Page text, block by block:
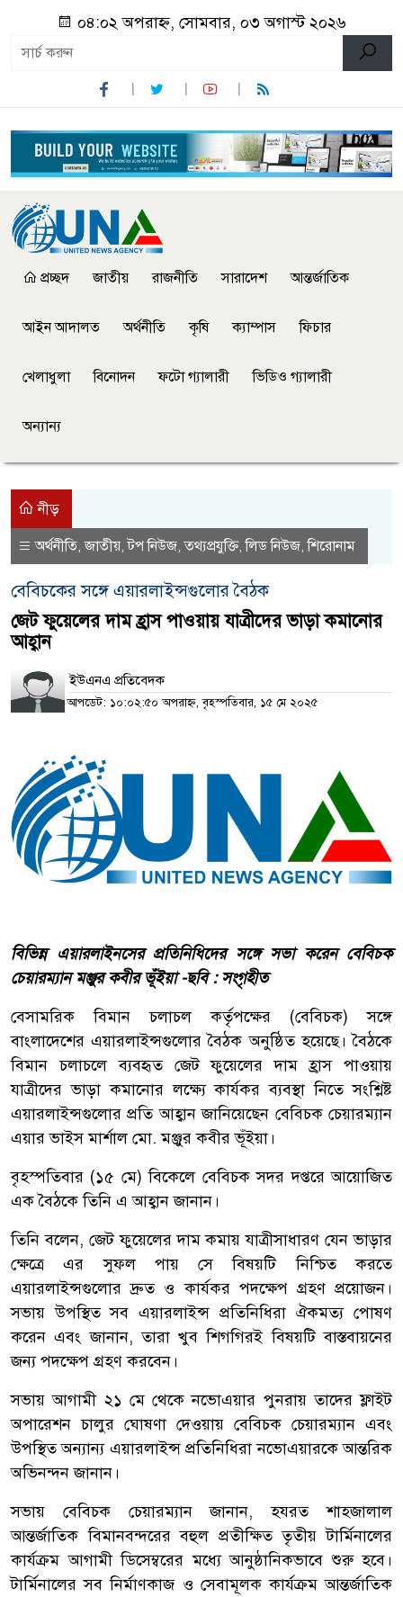
০৪:০২ অপরাহ্ন, সোমবার, ০৩ অগাস্ট ২০২৬
প্রচ্ছদ জাতীয় রাজনীতি সারাদেশ আন্তর্জাতিক
আইন আদালত অর্থনীতি কৃষি ক্যাম্পাস ফিচার
খেলাধুলা বিনোদন ফটো গ্যালারী ভিডিও গ্যালারী
অন্যান্য
নীড়
অর্থনীতি,জাতীয়,টপ নিউজ,তথ্যপ্রযুক্তি,লিড নিউজ,শিরোনাম
বেবিচকের সঙ্গে এয়ারলাইন্সগুলোর বৈঠক
জেট ফুয়েলের দাম হ্রাস পাওয়ায় যাত্রীদের ভাড়া কমানোর
আহ্বান
ইউএনএ প্রতিবেদক
আপডেট: ১০:০২:৫০ অপরাহ্ন, বৃহস্পতিবার, ১৫ মে ২০২৫
বিভিন্ন এয়ারলাইনসের প্রতিনিধিদের সঙ্গে সভা করেন বেবিচক
চেয়ারম্যান মঞ্জুর কবীর ভূঁইয়া -ছবি : সংগৃহীত
বেসামরিক বিমান চলাচল কর্তৃপক্ষের (বেবিচক) সঙ্গে
বাংলাদেশের এয়ারলাইন্সগুলোর বৈঠক অনুষ্ঠিত হয়েছে। বৈঠকে
বিমান চলাচলে ব্যবহৃত জেট ফুয়েলের দাম হ্রাস পাওয়ায়
যাত্রীদের ভাড়া কমানোর লক্ষ্যে কার্যকর ব্যবস্থা নিতে সংশ্লিষ্ট
এয়ারলাইন্সগুলোর প্রতি আহ্বান জানিয়েছেন বেবিচক চেয়ারম্যান
এয়ার ভাইস মার্শাল মো. মঞ্জুর কবীর ভূঁইয়া।
বৃহস্পতিবার (১৫ মে) বিকেলে বেবিচক সদর দপ্তরে আয়োজিত
এক বৈঠকে তিনি এ আহ্বান জানান।
তিনি বলেন, জেট ফুয়েলের দাম কমায় যাত্রীসাধারণ যেন ভাড়ার
ক্ষেত্রে এর সুফল পায় সে বিষয়টি নিশ্চিত করতে
এয়ারলাইন্সগুলোর দ্রুত ও কার্যকর পদক্ষেপ গ্রহণ প্রয়োজন।
সভায় উপস্থিত সব এয়ারলাইন্স প্রতিনিধিরা ঐকমত্য পোষণ
করেন এবং জানান, তারা খুব শিগগিরই বিষয়টি বাস্তবায়নের
জন্য পদক্ষেপ গ্রহণ করবেন।
সভায় আগামী ২১ মে থেকে নভোএয়ার পুনরায় তাদের ফ্লাইট
অপারেশন চালুর ঘোষণা দেওয়ায় বেবিচক চেয়ারম্যান এবং
উপস্থিত অন্যান্য এয়ারলাইন্স প্রতিনিধিরা নভোএয়ারকে আন্তরিক
অভিনন্দন জানান।
সভায় বেবিচক চেয়ারম্যান জানান, হযরত শাহজালাল
আন্তর্জাতিক বিমানবন্দরের বহুল প্রতীক্ষিত তৃতীয় টার্মিনালের
কার্যক্রম আগামী ডিসেম্বরের মধ্যে আনুষ্ঠানিকভাবে শুরু হবে।
টার্মিনালের সব নির্মাণকাজ ও সেবামূলক কার্যক্রম আন্তর্জাতিক